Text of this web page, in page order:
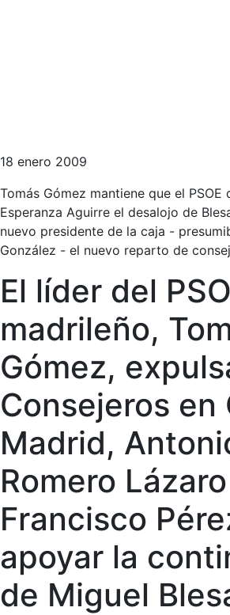
18 enero 2009
Tomás Gómez mantiene que el PSOE
Esperanza Aguirre el desalojo de
nuevo presidente de la caja -
González - el nuevo reparto de
El líder del
madrileño,
Gómez,
Consejeros en
Madrid,
Romero
Francisco
apoyar la
de Miguel